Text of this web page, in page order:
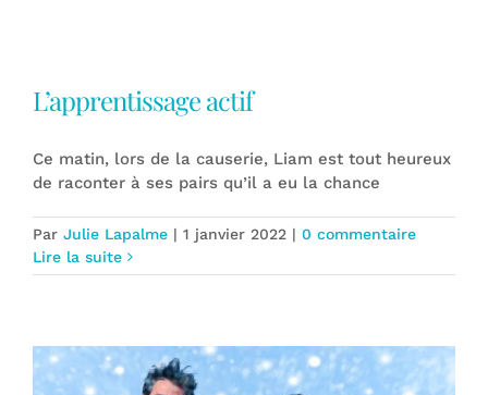
L’apprentissage actif
Ce matin, lors de la causerie, Liam est tout heureux
de raconter à ses pairs qu’il a eu la chance
Par Julie Lapalme | 1 janvier 2022 | 0 commentaire
Lire la suite